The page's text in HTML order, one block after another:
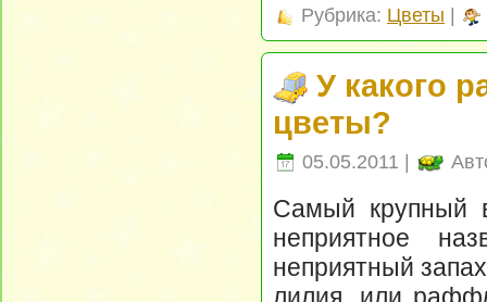
Рубрика: Цветы
У какого
цветы?
05.05.2011 |
Самый крупный
неприятное
неприятный
лилия, или